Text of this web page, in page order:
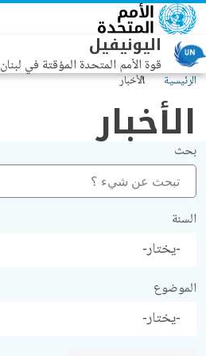
تجاوز إلى المحتوى الرئيسي
اليونيفيل
قوة الأمم المتحدة المؤقتة في لبنان
الرئيسية الأخبار
الأخبار
بحث
السنة
الموضوع